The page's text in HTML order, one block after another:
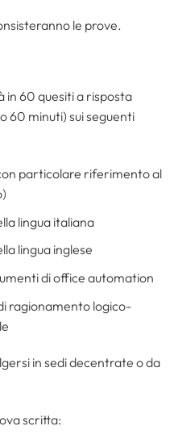
le prove.
in 60 quesiti a risposta
60 minuti) sui seguenti
particolare riferimento al
lingua italiana
lingua inglese
di office automation
ragionamento logico-
in sedi decentrate o da
scritta: